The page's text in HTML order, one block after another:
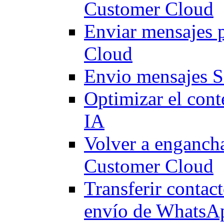
Customer Cloud
Enviar mensajes
Cloud
Envio mensajes
Optimizar el
IA
Volver a
Customer Cloud
Transferir
envío de